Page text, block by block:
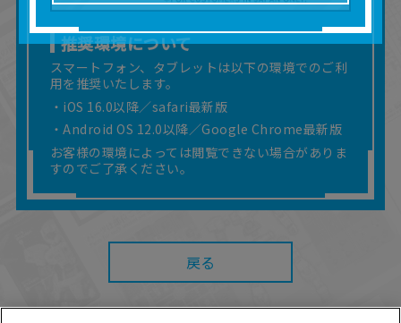
推奨環境について
スマートフォン、タブレットは以下の環境でのご利
用を推奨いたします。
・iOS 16.0以降／safari最新版
・Android OS 12.0以降／Google Chrome最新版
お客様の環境によっては閲覧できない場合がありま
すのでご了承ください。
戻る
■掲載している取扱説明書は、お客様が購入され
た商品に同梱されたものと異なる場合がありま
す。
■対象商品仕様の変更などにより、取扱説明書の
内容は予告なく変更される場合があります。
■当社は、取扱説明書の正確性確保に努めており
ますが、取扱説明書の完全性を保証するもので
はありません。
■お客様のご利用環境によっては、本サービスを
ご利用いただけない場合があります。
■本サービスを利用したこと、または利用できな
かったことにより利用者に何らかの損害が生じ
ューターウィルスに起因する障害を含みま
す。）等が生じたとしても、当社は何らの責任